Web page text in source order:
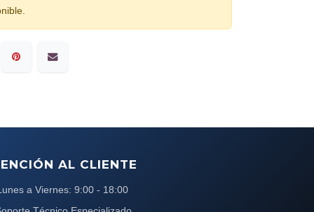
AL CLIENTE
a Viernes: 9:00 - 18:00